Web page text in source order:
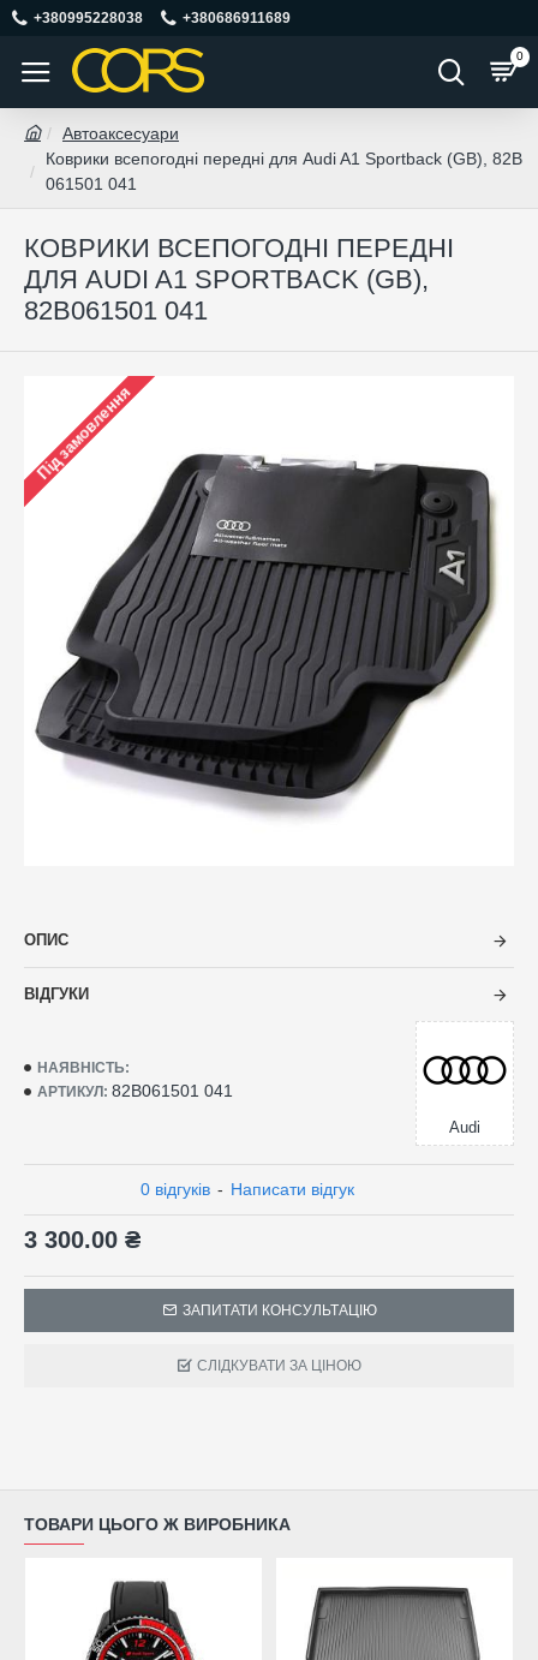
+380995228038 +380686911689
0
Автоаксесуари
Коврики всепогодні передні для Audi A1 Sportback (GB), 82B
061501 041
КОВРИКИ ВСЕПОГОДНІ ПЕРЕДНІ
ДЛЯ AUDI A1 SPORTBACK (GB),
82B061501 041
Під замовлення
ОПИС
ВІДГУКИ
НАЯВНІСТЬ:
АРТИКУЛ: 82B061501 041
Audi
0 відгуків - Написати відгук
3 300.00 ₴
ЗАПИТАТИ КОНСУЛЬТАЦІЮ
СЛІДКУВАТИ ЗА ЦІНОЮ
ТОВАРИ ЦЬОГО Ж ВИРОБНИКА